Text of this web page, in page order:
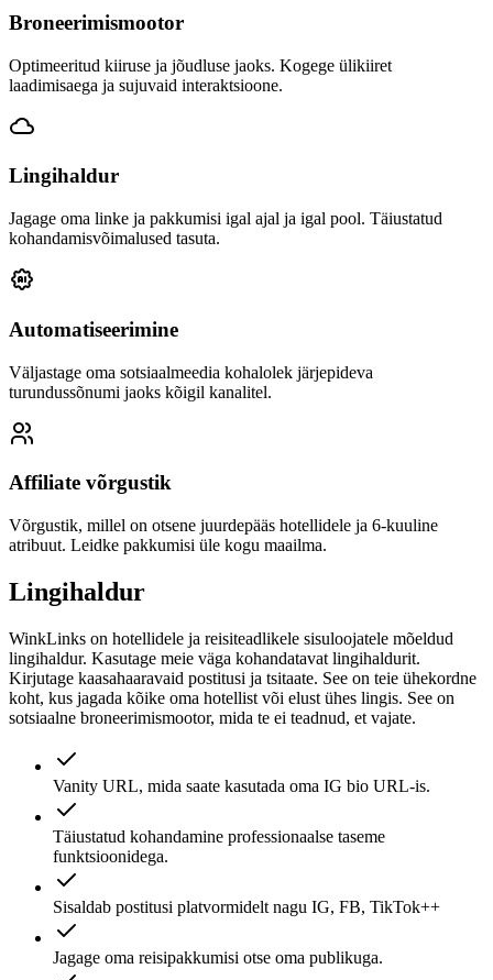
Broneerimismootor
Optimeeritud kiiruse ja jõudluse jaoks. Kogege ülikiiret
laadimisaega ja sujuvaid interaktsioone.
Lingihaldur
Jagage oma linke ja pakkumisi igal ajal ja igal pool. Täiustatud
kohandamisvõimalused tasuta.
Automatiseerimine
Väljastage oma sotsiaalmeedia kohalolek järjepideva
turundussõnumi jaoks kõigil kanalitel.
Affiliate võrgustik
Võrgustik, millel on otsene juurdepääs hotellidele ja 6-kuuline
atribuut. Leidke pakkumisi üle kogu maailma.
Lingihaldur
WinkLinks on hotellidele ja reisiteadlikele sisuloojatele mõeldud
lingihaldur. Kasutage meie väga kohandatavat lingihaldurit.
Kirjutage kaasahaaravaid postitusi ja tsitaate. See on teie ühekordne
koht, kus jagada kõike oma hotellist või elust ühes lingis. See on
sotsiaalne broneerimismootor, mida te ei teadnud, et vajate.
Vanity URL, mida saate kasutada oma IG bio URL-is.
Täiustatud kohandamine professionaalse taseme
funktsioonidega.
Sisaldab postitusi platvormidelt nagu IG, FB, TikTok++
Jagage oma reisipakkumisi otse oma publikuga.